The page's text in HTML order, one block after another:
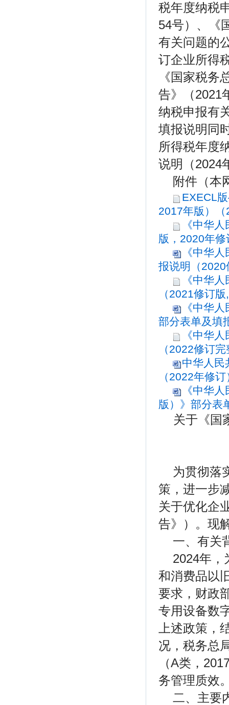
税年度纳税
54号）、《
有关问题的
订企业所得
《国家税务
告》（2021
纳税申报有
填报说明同
所得税年度
说明（2024
附件（本
EXECL
2017年版）
《中华
版，2020年
《中华
报说明（
《中华
（2021修订
《中华
部分表单及填
《中华
（2022修订
中华人民
（2022年修
《中华
版）》部分表
关于《国
为贯彻落
策，进一步
关于优化企
告》）。现
一、有关
2024年，
和消费品以
要求，财政
专用设备数
上述政策，
况，税务总
（A类，
务管理质效
二、主要